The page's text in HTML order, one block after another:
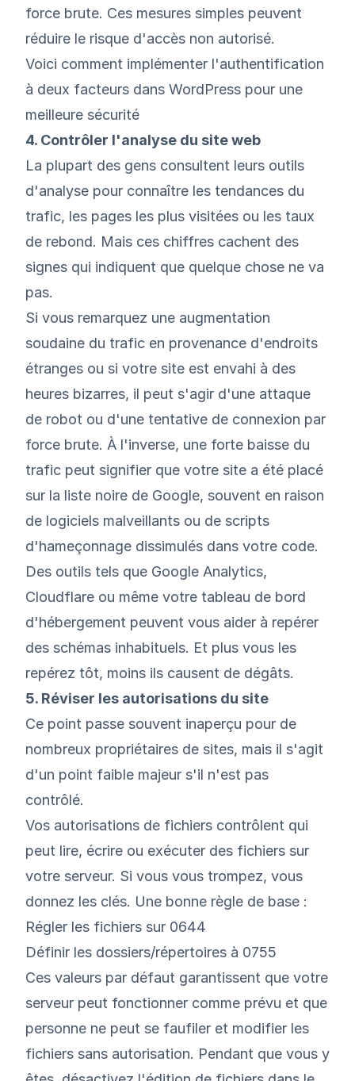
force brute. Ces mesures simples peuvent
réduire le risque d'accès non autorisé.
Voici comment implémenter l'authentification
à deux facteurs dans WordPress pour une
meilleure sécurité
4. Contrôler l'analyse du site web
La plupart des gens consultent leurs outils
d'analyse pour connaître les tendances du
trafic, les pages les plus visitées ou les taux
de rebond. Mais ces chiffres cachent des
signes qui indiquent que quelque chose ne va
pas.
Si vous remarquez une augmentation
soudaine du trafic en provenance d'endroits
étranges ou si votre site est envahi à des
heures bizarres, il peut s'agir d'une attaque
de robot ou d'une tentative de connexion par
force brute. À l'inverse, une forte baisse du
trafic peut signifier que votre site a été placé
sur la liste noire de Google, souvent en raison
de logiciels malveillants ou de scripts
d'hameçonnage dissimulés dans votre code.
Des outils tels que Google Analytics,
Cloudflare ou même votre tableau de bord
d'hébergement peuvent vous aider à repérer
des schémas inhabituels. Et plus vous les
repérez tôt, moins ils causent de dégâts.
5. Réviser les autorisations du site
Ce point passe souvent inaperçu pour de
nombreux propriétaires de sites, mais il s'agit
d'un point faible majeur s'il n'est pas
contrôlé.
Vos autorisations de fichiers contrôlent qui
peut lire, écrire ou exécuter des fichiers sur
votre serveur. Si vous vous trompez, vous
donnez les clés. Une bonne règle de base :
Régler les fichiers sur 0644
Définir les dossiers/répertoires à 0755
Ces valeurs par défaut garantissent que votre
serveur peut fonctionner comme prévu et que
personne ne peut se faufiler et modifier les
fichiers sans autorisation. Pendant que vous y